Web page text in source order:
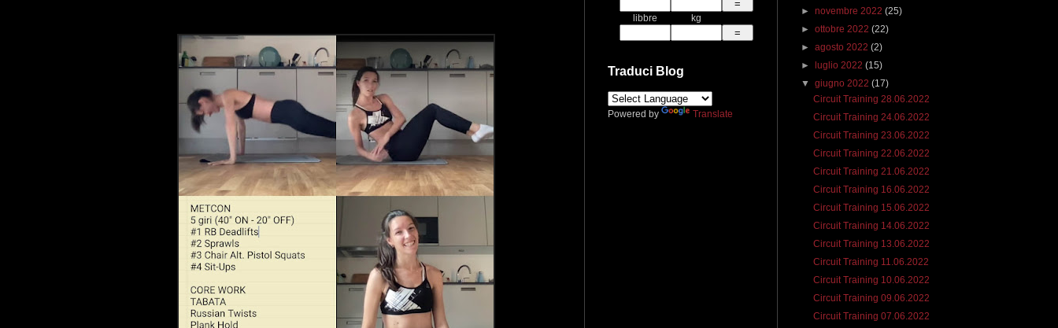
libbre kg
Traduci Blog
Powered by Translate
►novembre 2022(25)
►ottobre 2022(22)
►agosto 2022(2)
►
luglio 2022(15)
▼giugno 2022(17)
Circuit Training 28.06.2022
Circuit Training 24.06.2022
Circuit Training 23.06.2022
Circuit Training 22.06.2022
Circuit Training 21.06.2022
Circuit Training 16.06.2022
Circuit Training 15.06.2022
Circuit Training 14.06.2022
Circuit Training 13.06.2022
Circuit Training 11.06.2022
Circuit Training 10.06.2022
Circuit Training 09.06.2022
Circuit Training 07.06.2022